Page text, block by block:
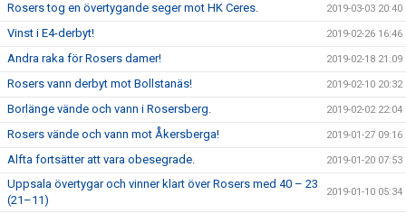
Rosers tog en övertygande seger mot HK Ceres. 2019-03-03 20:40
Vinst i E4-derbyt! 2019-02-26 16:46
Andra raka för Rosers damer! 2019-02-18 21:09
Rosers vann derbyt mot Bollstanäs! 2019-02-10 20:32
Borlänge vände och vann i Rosersberg. 2019-02-02 22:04
Rosers vände och vann mot Åkersberga! 2019-01-27 09:16
Alfta fortsätter att vara obesegrade. 2019-01-20 07:53
Uppsala övertygar och vinner klart över Rosers med 40 – 23
(21–11)
2019-01-10 05:34